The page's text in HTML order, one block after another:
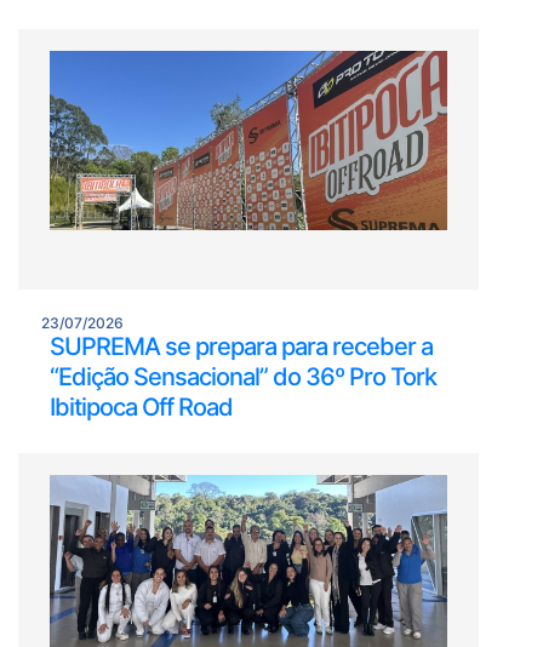
23/07/2026
SUPREMA se prepara para receber a
“Edição Sensacional” do 36º Pro Tork
Ibitipoca Off Road